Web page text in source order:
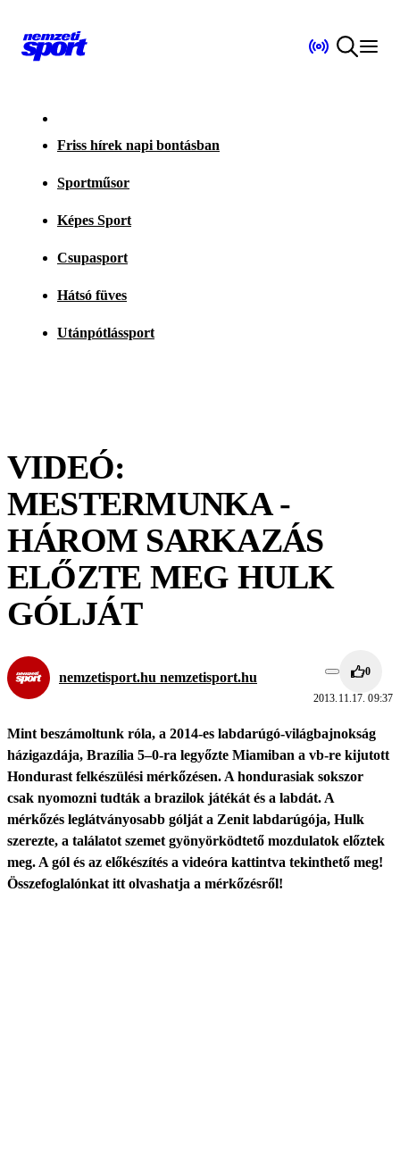
Friss hírek napi bontásban
Sportműsor
Képes Sport
Csupasport
Hátsó füves
Utánpótlássport
VIDEÓ:
MESTERMUNKA -
HÁROM SARKAZÁS
ELŐZTE MEG HULK
GÓLJÁT
nemzetisport.hu nemzetisport.hu 0
2013.11.17. 09:37
Mint beszámoltunk róla, a 2014-es labdarúgó-világbajnokság
házigazdája, Brazília 5–0-ra legyőzte Miamiban a vb-re kijutott
Hondurast felkészülési mérkőzésen. A hondurasiak sokszor
csak nyomozni tudták a brazilok játékát és a labdát. A
mérkőzés leglátványosabb gólját a Zenit labdarúgója, Hulk
szerezte, a találatot szemet gyönyörködtető mozdulatok előztek
meg. A gól és az előkészítés a videóra kattintva tekinthető meg!
Összefoglalónkat itt olvashatja a mérkőzésről!